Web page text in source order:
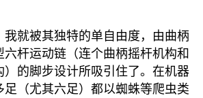
我就被其独特的单自由度，由曲柄
杆运动链（连个曲柄摇杆机构和
）的脚步设计所吸引住了。在机器
足（尤其六足）都以蜘蛛等爬虫类